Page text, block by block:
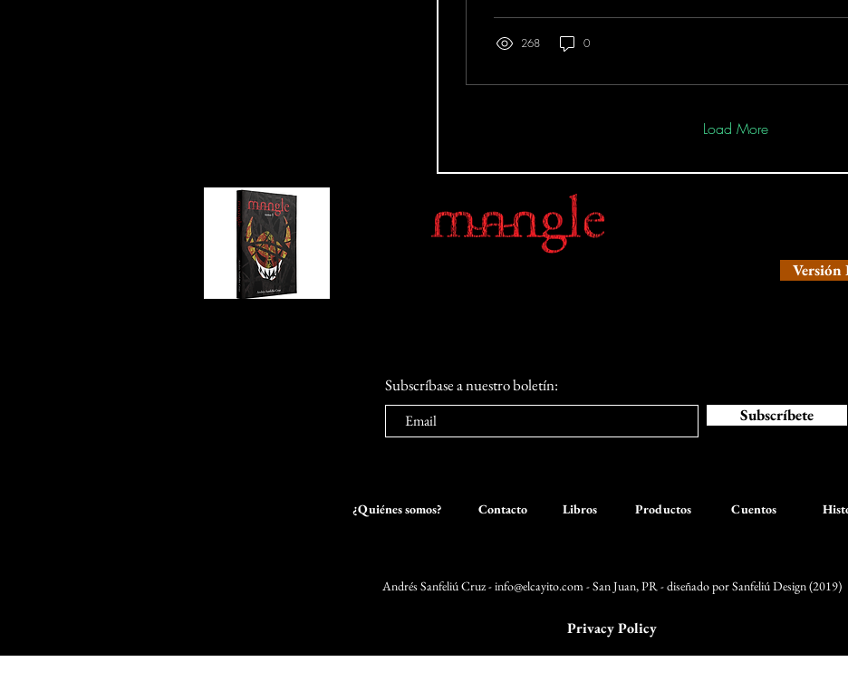
268 0
Load More
Versión
Subscríbase a nuestro boletín:
Subscríbete
¿Quiénes somos? Contacto Libros Productos Cuentos
Andrés Sanfeliú Cruz -info@elcayito.com- San Juan, PR - diseñado por Sanfeliú Design (2019)
Privacy Policy